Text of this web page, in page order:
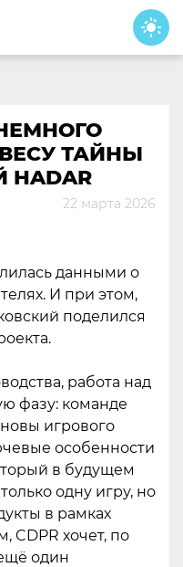
НЕМНОГО
ТАЙНЫ
22 марта 2026
данными о
И при этом,
поделился
работа над
фазу: команде
игрового
особенности
в будущем
одну игру, но
в рамках
CDPR хочет, по
один